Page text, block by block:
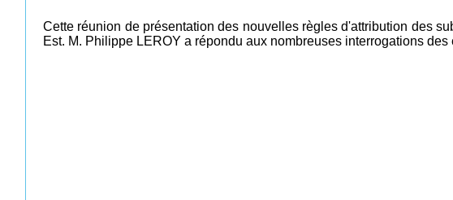
Cette réunion de présentation des nouvelles règles d'attribution des
Est. M. Philippe LEROY a répondu aux nombreuses interrogations